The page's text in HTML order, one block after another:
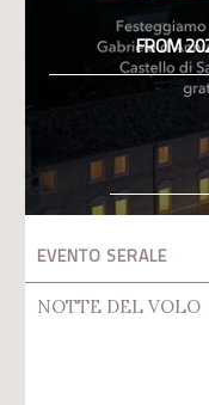
FROM
EVENTO SERALE
NOTTE DEL VOLO